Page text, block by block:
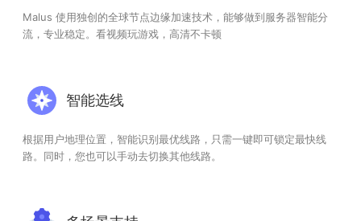
Malus 使用独创的全球节点边缘加速技术，能够做到服务器智能分
流，专业稳定。看视频玩游戏，高清不卡顿
智能选线
根据用户地理位置，智能识别最优线路，只需一键即可锁定最快线
路。同时，您也可以手动去切换其他线路。